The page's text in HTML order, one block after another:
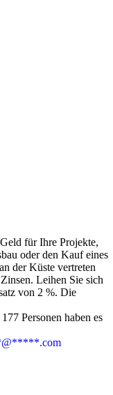
für Ihre Projekte,
oder den Kauf eines
der Küste vertreten
Leihen Sie sich
von 2 %. Die
177 Personen haben es